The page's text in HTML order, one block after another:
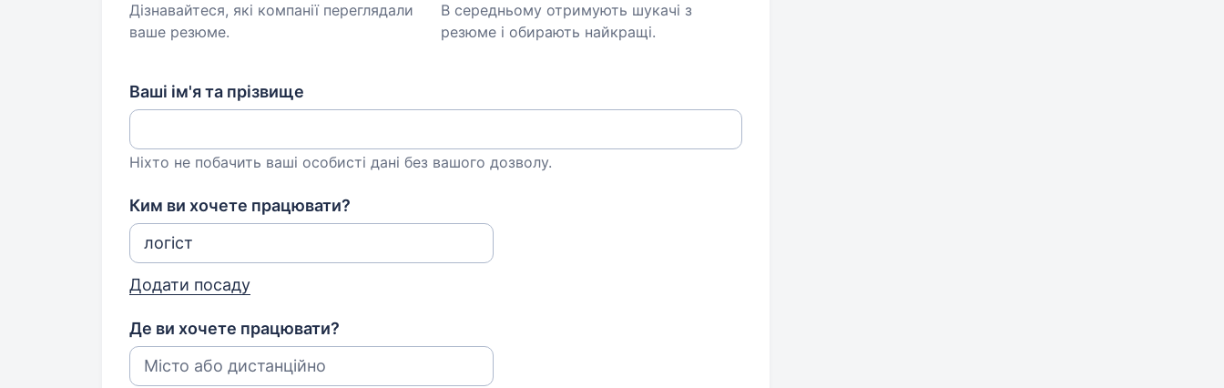
Дізнавайтеся, які компанії переглядали
ваше резюме.
В середньому отримують шукачі з
резюме і обирають найкращі.
Ваші ім'я та прізвище
Ніхто не побачить ваші особисті дані без вашого дозволу.
Ким ви хочете працювати?
Додати посаду
Де ви хочете працювати?